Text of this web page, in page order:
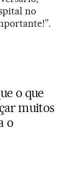
no
o que
muitos
o